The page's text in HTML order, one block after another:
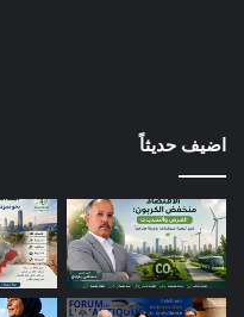
اضيف حديثاً